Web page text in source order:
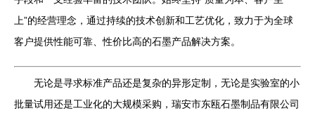
上”的经营理念，通过持续的技术创新和工艺优化，致力于为全球
客户提供性能可靠、性价比高的石墨产品解决方案。
无论是寻求标准产品还是复杂的异形定制，无论是实验室的小
批量试用还是工业化的大规模采购，瑞安市东瓯石墨制品有限公司